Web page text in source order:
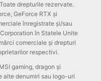
drepturile rezervate.
GeForce RTX și
înregistrate și/sau
în Statele Unite
comerciale și drepturi
respectivi.
gaming, dragon și
alte denumiri sau logo-uri